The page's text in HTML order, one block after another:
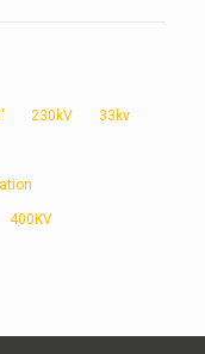
230kV 33kv
400KV